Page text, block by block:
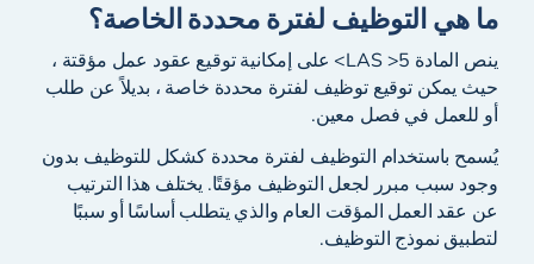
ما هي التوظيف لفترة محددة الخاصة؟
ينص المادة 5< LAS> على إمكانية توقيع عقود عمل مؤقتة ،
حيث يمكن توقيع توظيف لفترة محددة خاصة ، بديلاً عن طلب
أو للعمل في فصل معين.
يُسمح باستخدام التوظيف لفترة محددة كشكل للتوظيف بدون
وجود سبب مبرر لجعل التوظيف مؤقتًا. يختلف هذا الترتيب
عن عقد العمل المؤقت العام والذي يتطلب أساسًا أو سببًا
لتطبيق نموذج التوظيف.